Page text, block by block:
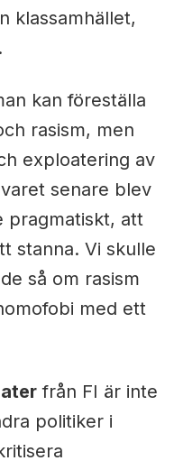
klassamhället,
kan föreställa
rasism, men
exploatering av
senare blev
pragmatiskt, att
stanna. Vi skulle
så om rasism
med ett
från FI är inte
politiker i